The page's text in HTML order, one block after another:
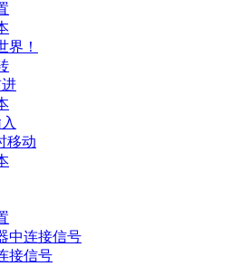
界！
移动
中连接信号
接信号